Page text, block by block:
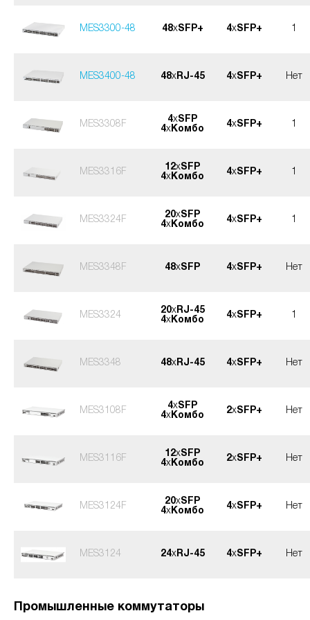
MES3300-48 48xSFP+ 4xSFP+ 1
MES3400-48 48xRJ-45 4xSFP+ Нет
MES3308F
4xSFP
4x Комбо
4xSFP+ 1
MES3316F
12xSFP
4x Комбо
4xSFP+ 1
MES3324F
20xSFP
4x Комбо
4xSFP+ 1
MES3348F 48xSFP 4xSFP+ Нет
MES3324
20xRJ-45
4x Комбо
4xSFP+ 1
MES3348 48xRJ-45 4xSFP+ Нет
MES3108F
4xSFP
4x Комбо
2xSFP+ Нет
MES3116F
12xSFP
4x Комбо
2xSFP+ Нет
MES3124F
20xSFP
4x Комбо
4xSFP+ Нет
MES3124 24xRJ-45 4xSFP+ Нет
Промышленные коммутаторы